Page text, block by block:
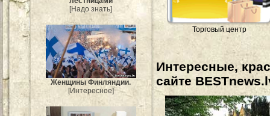
[Надо знать]
Женщины Финляндии.
[Интересное]
Торговый центр
Интересные,
сайте